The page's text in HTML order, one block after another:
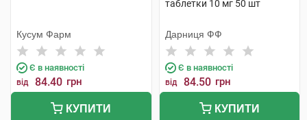
Кусум Фарм
Є в наявності
від 84.40 грн
КУПИТИ
таблетки 10 мг 50 шт
Дарниця ФФ
Є в наявності
від 84.50 грн
КУПИТИ